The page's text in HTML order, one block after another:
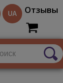
UA Отзывы